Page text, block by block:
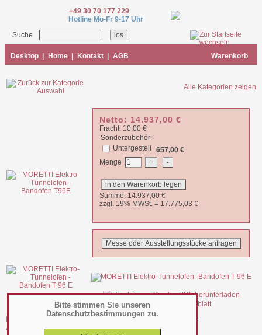
Bitte stimmen Sie unseren
Datenschutzbestimmungen zu.
+49 30 70 177 229
Hotline Mo-Fr 9-17 Uhr
Suche
Desktop Home Kontakt AGB Warenkorb
Alle Kategorien zeigen
Netto: 14.937,00 €
Fracht: 10,00 €
Sonderzubehör:
Untergestell
657,00 €
Menge
Summe: 14.937,00 €
zzgl. 19% MWSt. = 17.775,03 €
file_24070.pdf Datenblatt
MORETTI Elektro-Tunnelofen -Bandofen T 96 E -
493100196000